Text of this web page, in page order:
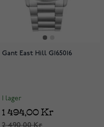
Gant East Hill G165016
I lager
2 490,00 Kr
1 494,00 Kr